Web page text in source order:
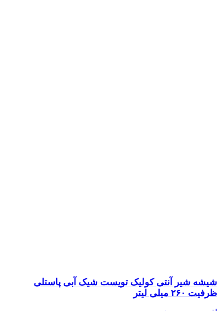
شیشه شیر آنتی کولیک تویست شیک آبی پاستلی
ظرفیت ۲۶۰ میلی لیتر